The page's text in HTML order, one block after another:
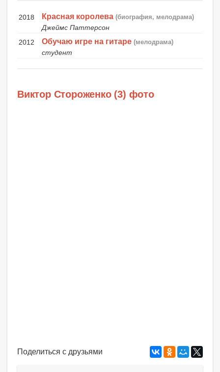
2018 Красная королева (биография, мелодрама)
Джеймс Паттерсон
2012
Обучаю игре на гитаре (мелодрама)
студент
Виктор Стороженко (3) фото
Поделиться с друзьями